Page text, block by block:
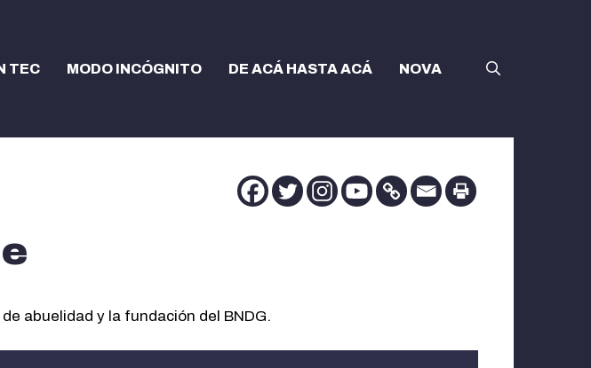
TEC MODO INCÓGNITO DE ACÁ HASTA ACÁ NOVA
abuelidad y la fundación del BNDG.